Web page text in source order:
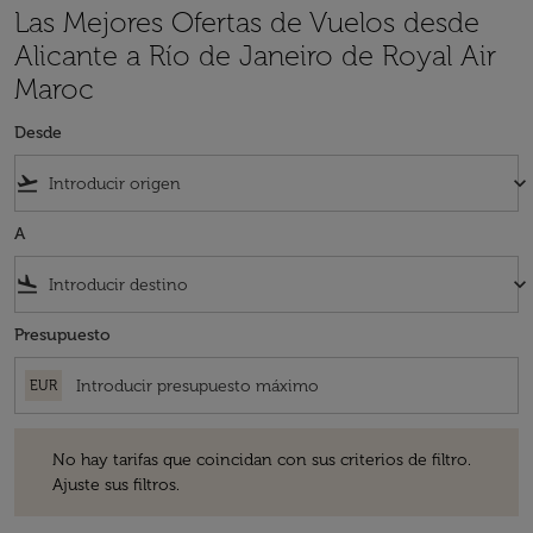
Las Mejores Ofertas de Vuelos desde
Alicante a Río de Janeiro de Royal Air
Maroc
Desde
flight_takeoff keyboard_arrow_down
A
flight_land keyboard_arrow_down
Presupuesto
EUR
No hay tarifas que coincidan con sus criterios de filtro.
Ajuste sus filtros.